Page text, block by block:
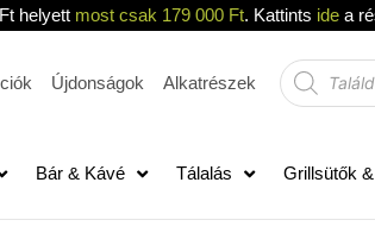
helyett most csak 179 000 Ft. Kattints idea
Újdonságok Alkatrészek
Bár & Kávé Tálalás Grillsütők